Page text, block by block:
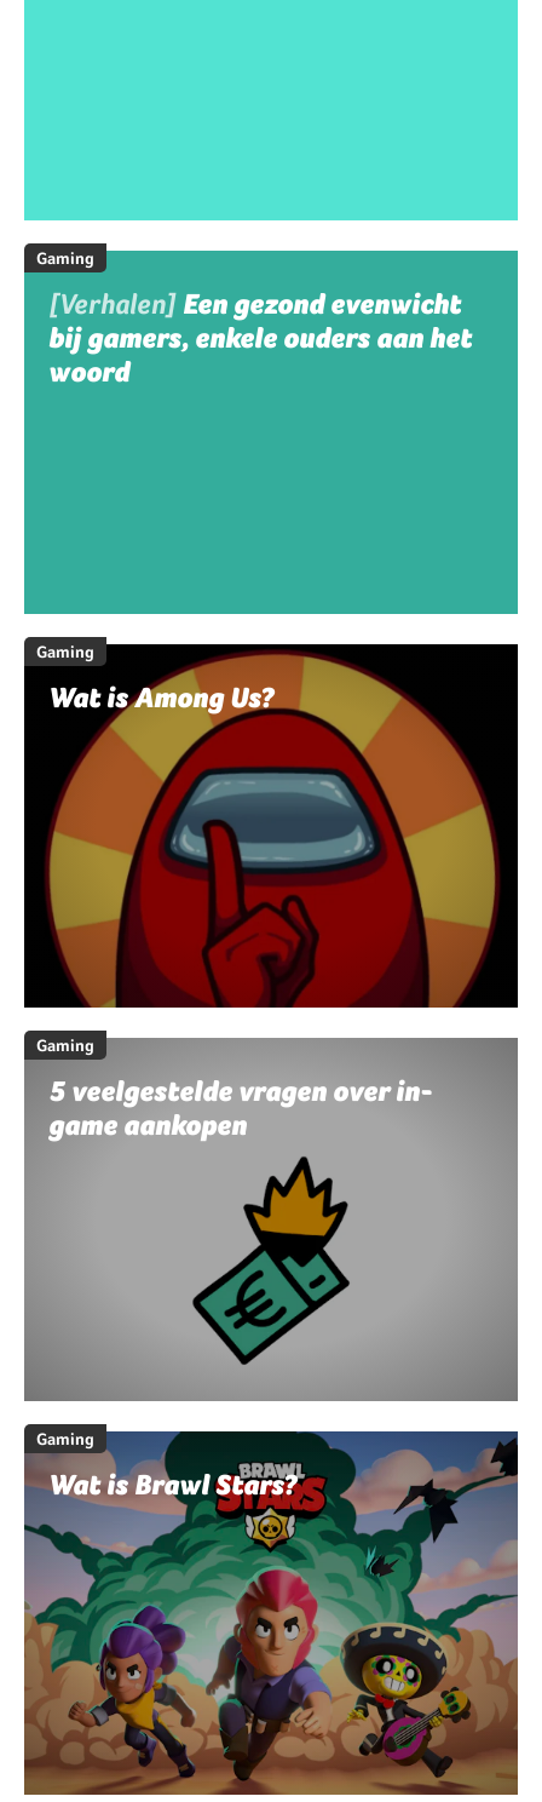
Gaming
[Verhalen] Een gezond evenwicht
bij gamers, enkele ouders aan het
woord
Gaming
Wat is Among Us?
Gaming
5 veelgestelde vragen over in-
game aankopen
Gaming
Wat is Brawl Stars?